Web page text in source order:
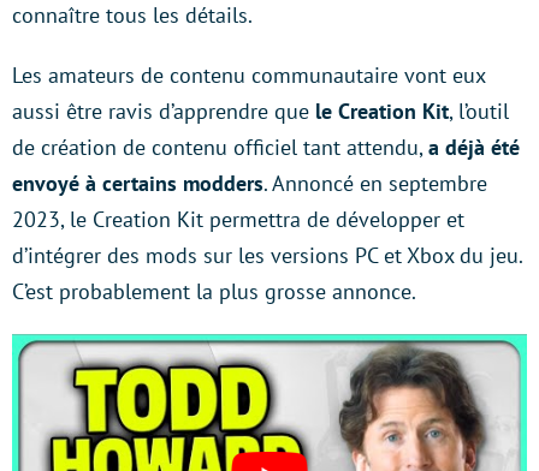
connaître tous les détails.
Les amateurs de contenu communautaire vont eux
aussi être ravis d’apprendre que le Creation Kit, l’outil
de création de contenu officiel tant attendu,a déjà été
envoyé à certains modders. Annoncé en septembre
2023, le Creation Kit permettra de développer et
d’intégrer des mods sur les versions PC et Xbox du jeu.
C’est probablement la plus grosse annonce.